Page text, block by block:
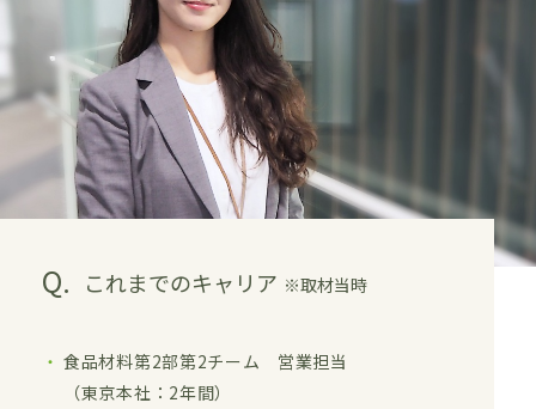
Q. これまでのキャリア ※取材当時
食品材料第2部第2チーム 営業担当
（東京本社：2年間）